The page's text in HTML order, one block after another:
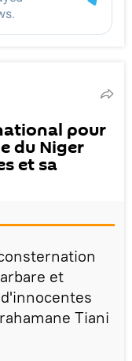
pour
du Niger
et sa
et
Tiani